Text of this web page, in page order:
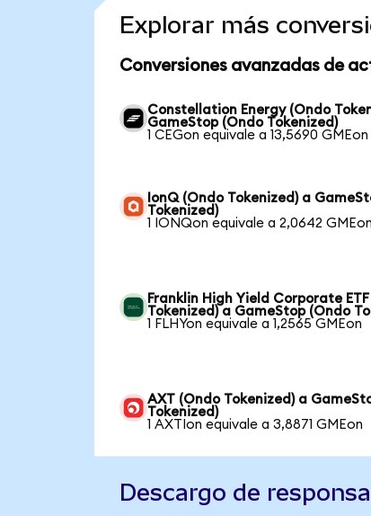
Explorar más
Conversiones avanzadas de
Constellation Energy (Ondo
GameStop (Ondo Tokenized)
1 CEGon equivale a 13,5690 GMEon
IonQ (Ondo Tokenized) a
Tokenized)
1 IONQon equivale a 2,0642 GMEon
Franklin High Yield Corporate
Tokenized) a GameStop (Ondo
1 FLHYon equivale a 1,2565 GMEon
AXT (Ondo Tokenized) a
Tokenized)
1 AXTIon equivale a 3,8871 GMEon
Descargo de